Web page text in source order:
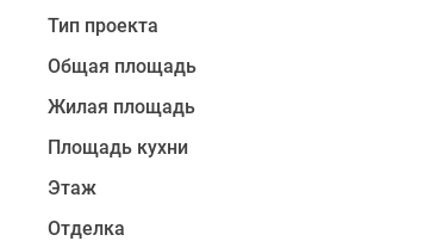
Тип проекта
Общая площадь
Жилая площадь
Площадь кухни
Этаж
Отделка